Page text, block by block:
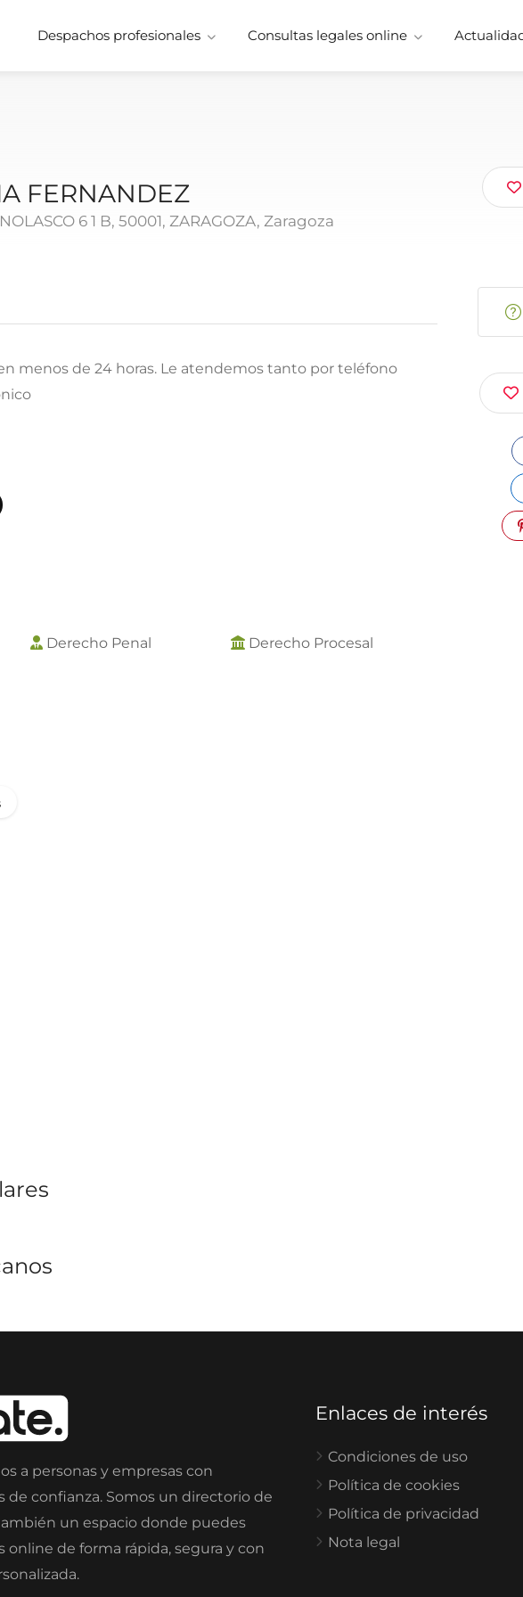
Despachos profesionales Consultas legales online
FERNANDEZ
6 1 B, 50001, ZARAGOZA, Zaragoza
menos de 24 horas. Le atendemos tanto por teléfono
Derecho Penal Derecho Procesal
a personas y empresas con
de confianza. Somos un directorio de
un espacio donde puedes
online de forma rápida, segura y con
Enlaces de interés
Condiciones de uso
Política de cookies
Política de privacidad
Nota legal